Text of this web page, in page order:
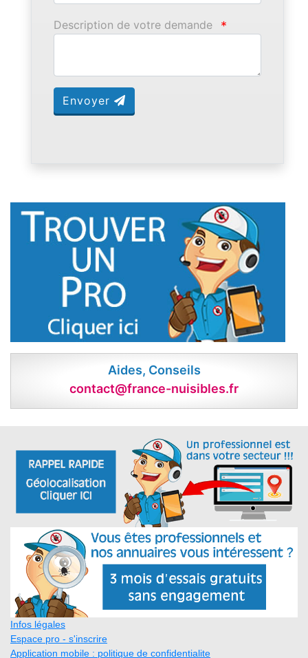
Description de votre demande *
Envoyer
Aides, Conseils
contact@france-nuisibles.fr
Infos légales
Espace pro - s'inscrire
Application mobile : politique de confidentialite